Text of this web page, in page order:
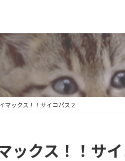
マックス！！サイコパス２
ックス！！サイ